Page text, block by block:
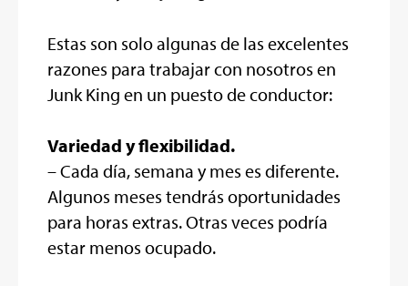
Estas son solo algunas de las excelentes
razones para trabajar con nosotros en
Junk King en un puesto de conductor:
Variedad y flexibilidad.
– Cada día, semana y mes es diferente.
Algunos meses tendrás oportunidades
para horas extras. Otras veces podría
estar menos ocupado.